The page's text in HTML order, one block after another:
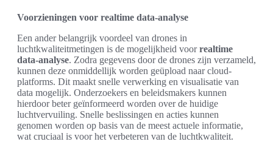
Voorzieningen voor realtime data-analyse
Een ander belangrijk voordeel van drones in
luchtkwaliteitmetingen is de mogelijkheid voorrealtime
data-analyse. Zodra gegevens door de drones zijn verzameld,
kunnen deze onmiddellijk worden geüpload naar cloud-
platforms. Dit maakt snelle verwerking en visualisatie van
data mogelijk. Onderzoekers en beleidsmakers kunnen
hierdoor beter geïnformeerd worden over de huidige
luchtvervuiling. Snelle beslissingen en acties kunnen
genomen worden op basis van de meest actuele informatie,
wat cruciaal is voor het verbeteren van de luchtkwaliteit.